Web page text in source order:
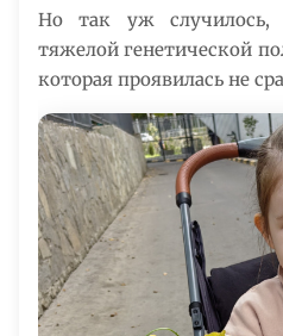
Но так уж случилось,
тяжелой генетической
которая проявилась не